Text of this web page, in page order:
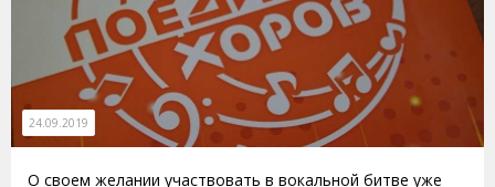
24.09.2019
О своем желании участвовать в вокальной битве уже